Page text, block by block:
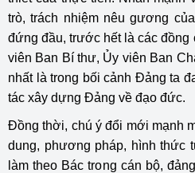
trò, trách nhiệm nêu gương
đứng đầu, trước hết là các đồng
viên Ban Bí thư, Ủy viên Ban
nhất là trong bối cảnh Đảng ta
tác xây dựng Đảng về đạo đức.
Đồng thời, chú ý đổi mới mạnh
dung, phương pháp, hình thức
làm theo Bác trong cán bộ,